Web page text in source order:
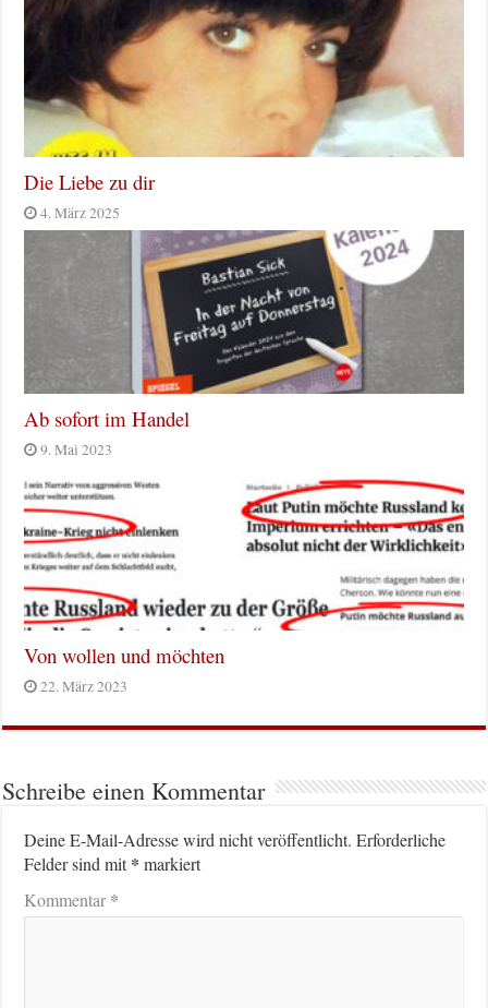
Die Liebe zu dir
4. März 2025
Ab sofort im Handel
9. Mai 2023
Von wollen und möchten
22. März 2023
Schreibe einen Kommentar
Deine E-Mail-Adresse wird nicht veröffentlicht. Erforderliche
Felder sind mit* markiert
Kommentar*